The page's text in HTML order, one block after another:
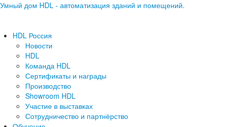
Умный дом HDL - автоматизация зданий и помещений.
HDL Россия
Новости
HDL
Команда HDL
Сертификаты и награды
Производство
Showroom HDL
Участие в выставках
Сотрудничество и партнёрство